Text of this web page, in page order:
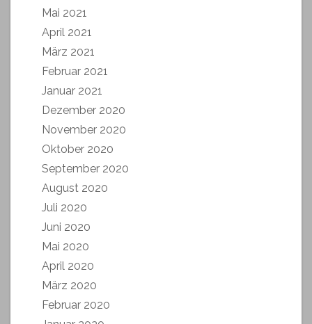
Mai 2021
April 2021
März 2021
Februar 2021
Januar 2021
Dezember 2020
November 2020
Oktober 2020
September 2020
August 2020
Juli 2020
Juni 2020
Mai 2020
April 2020
März 2020
Februar 2020